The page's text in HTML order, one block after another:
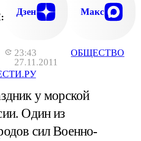
23:43
27.11.2011
ОБЩЕСТВО
Дзен Макс
у морской
Один из
сил Военно-